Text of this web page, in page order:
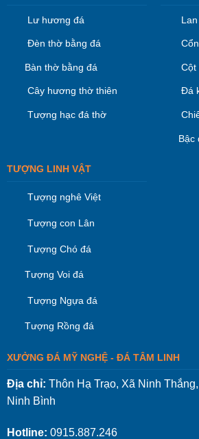
Lư hương đá
Đèn thờ bằng đá
Bàn thờ bằng đá
Cây hương thờ thiên
Tượng hạc đá thờ
Cột
Đá
Bậc
TƯỢNG LINH VẬT
Tượng nghê Việt
Tượng con Lân
Tượng Chó đá
Tượng Voi đá
Tượng Ngựa đá
Tượng Rồng đá
XƯỞNG ĐÁ MỸ NGHỆ - ĐÁ TÂM LINH
Địa chỉ: Thôn Hạ Trạo, Xã Ninh
Ninh Bình
Hotline: 0915.887.246